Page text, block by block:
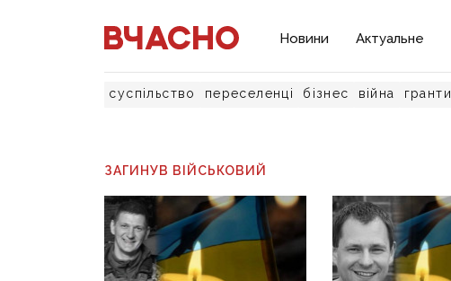
Новини Актуальне
суспільство переселенці бізнес війна гранти
ЗАГИНУВ ВІЙСЬКОВИЙ